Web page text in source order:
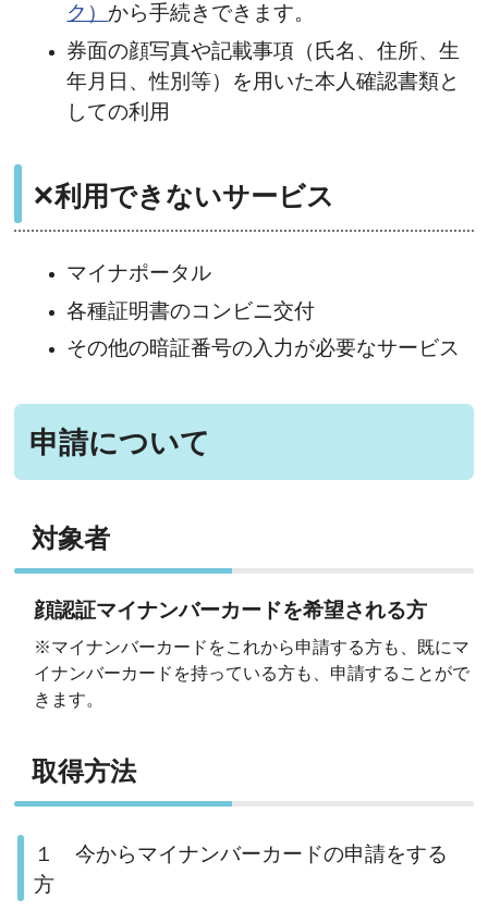
ク） から手続きできます。
券面の顔写真や記載事項（氏名、住所、生
年月日、性別等）を用いた本人確認書類と
しての利用
✕利用できないサービス
マイナポータル
各種証明書のコンビニ交付
その他の暗証番号の入力が必要なサービス
申請について
対象者
顔認証マイナンバーカードを希望される方
※マイナンバーカードをこれから申請する方も、既にマ
イナンバーカードを持っている方も、申請することがで
きます。
取得方法
１ 今からマイナンバーカードの申請をする
方